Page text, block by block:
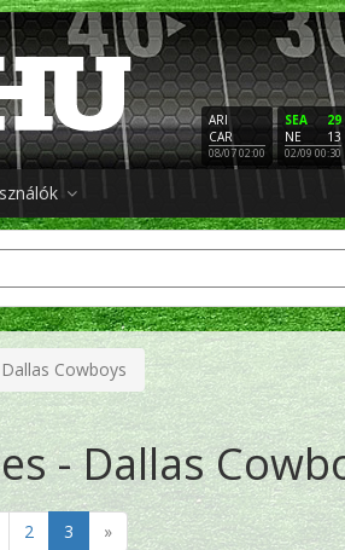
ARI
CAR
08/07 02:00
29
SEA
13
NE
02/09 00:30
Cowboys
- Dallas
2 3 »